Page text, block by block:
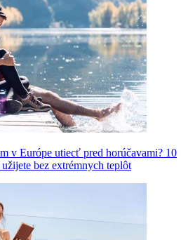
v Európe utiecť pred horúčavami? 10
bez extrémnych teplôt